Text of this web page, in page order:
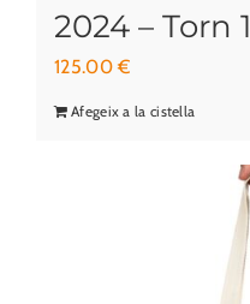
2024 – Torn 1
125.00€
Afegeix a la cistella